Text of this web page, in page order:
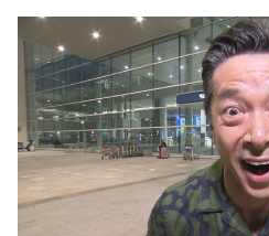
河合＆A.B.C-Z塚田×福井ア
（news おかえり）
DAIGOも台所 ～きょうの献
本日はダイアンなり！シーズ
朝だ！生です旅サラダ
教えて！ニュースライブ 正
ＬＩＦＥ～夢のカタチ～